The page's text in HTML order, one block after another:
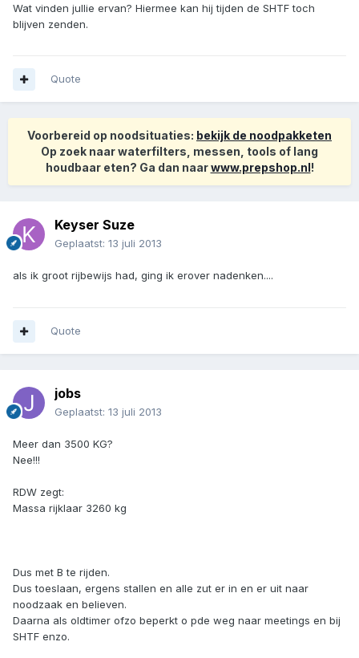
Wat vinden jullie ervan? Hiermee kan hij tijden de SHTF toch
blijven zenden.
Quote
Voorbereid op noodsituaties: bekijk de noodpakketen
Op zoek naar waterfilters, messen, tools of lang
houdbaar eten? Ga dan naarwww.prepshop.nl!
Keyser Suze
Geplaatst: 13 juli 2013
als ik groot rijbewijs had, ging ik erover nadenken....
Quote
jobs
Geplaatst: 13 juli 2013
Meer dan 3500 KG?
Nee!!!
RDW zegt:
Massa rijklaar 3260 kg
Dus met B te rijden.
Dus toeslaan, ergens stallen en alle zut er in en er uit naar
noodzaak en believen.
Daarna als oldtimer ofzo beperkt o pde weg naar meetings en bij
SHTF enzo.